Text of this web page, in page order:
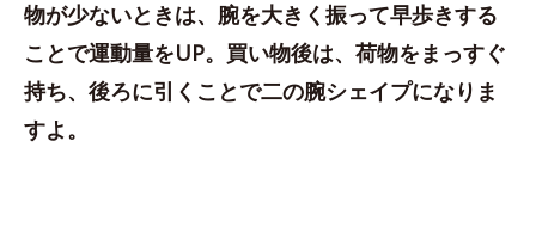
物が少ないときは、腕を大きく振って早歩きする
ことで運動量をUP。買い物後は、荷物をまっすぐ
持ち、後ろに引くことで二の腕シェイプになりま
すよ。